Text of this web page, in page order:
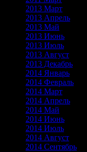
2013 Март
2013 Апрель
2013 Май
2013 Июнь
2013 Июль
2013 Август
2013 Декабрь
2014 Январь
2014 Февраль
2014 Март
2014 Апрель
2014 Май
2014 Июнь
2014 Июль
2014 Август
2014 Сентябрь